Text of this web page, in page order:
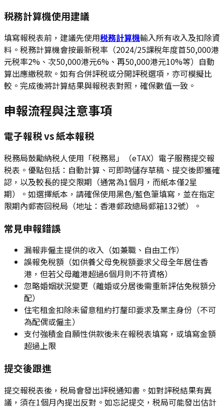
税務計算機使用建議
填寫報税表前，建議先使用税務計算機輸入所有收入及扣除資
料。税務計算機會按最新税率（2024/25課稅年度首50,000港
元税率2%、次50,000港元6%、再50,000港元10%等）自動
算出應繳税款。如有合併評税或分開評税選項，亦可模擬比
較。完成後將計算結果與報税表對照，確保數值一致。
申報流程與注意事項
電子報税 vs 紙本報税
税務局鼓勵納税人使用「税務易」（eTAX）電子服務提交報
税表。優點包括：自動計算、可即時儲存草稿、提交後即獲確
認，以及較長的提交限期（通常為1個月，而紙本僅2星
期）。如選擇紙本，請確保使用黑色/藍色筆填寫，並在指定
限期內郵寄回税局（地址：香港郵政總局郵箱132號）。
常見申報錯誤
漏報非僱主提供的收入（如兼職、自由工作）
誤報免稅額（如供養父母免稅額要求父母全年居住香
港，但若父母離港超過6個月則不符資格）
忽略婚姻狀況變更（離婚或分居後需重新評估免稅額分
配）
住宅租金扣除未留意租約打釐印要求及業主身份（不可
為配偶或僱主）
支付強積金自願性供款後未在報税表填寫，或填寫金額
超過上限
提交後跟進
提交報税表後，税局會發出評税通知書。如對評税結果有異
議，須在1個月內提出反對。如忘記提交，税局可能發出估計